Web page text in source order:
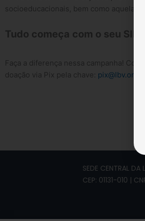
socioeducacionais, bem como aquelas
Tudo começa com o seu
Faça a diferença nessa campanha!
doação via Pix pela chave: pix@lbv.org.br
SEDE CENTRAL
CEP: 01131-010 |